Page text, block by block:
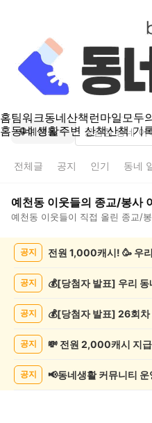
홈팀워크동네산책런마일모두
홈동네 생활주변 산책산책 기
예천동
전체글 공지 인기 동네
예천동 이웃들의 종교/봉사
예천동 이웃들이 직접 올린 종교/
록
공지 전원 1,000캐시! 🥳 우
공지
공지
공지
공지 📢동네생활 커뮤니티